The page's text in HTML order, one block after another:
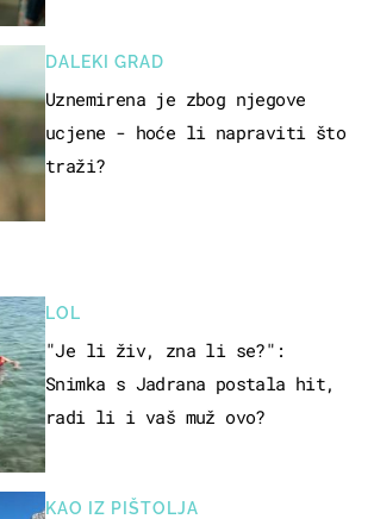
LOL
"Je li živ, zna li se?":
Snimka s Jadrana postala hit,
radi li i vaš muž ovo?
KAO IZ PIŠTOLJA
DALEKI GRAD
Uznemirena je zbog njegove
ucjene - hoće li napraviti što
traži?